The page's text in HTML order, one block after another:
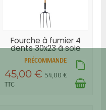
Fourche à fumier 4
dents 30x23 à soie
EM130
PRÉCOMMANDE
45,00 € 54,00 €
TTC